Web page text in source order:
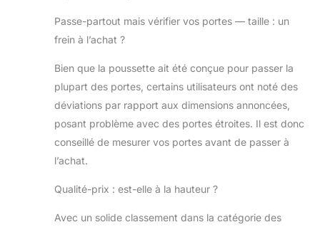
pivotantes ou
fluide en ville ou
parc, poignée
continue (101 cm)
harnais 5 points
rembourré pour
double est
la norme de
Passe-partout mais vérifier vos portes — taille : un
frein à l’achat ?
Bien que la poussette ait été conçue pour passer la
plupart des portes, certains utilisateurs ont noté des
déviations par rapport aux dimensions annoncées,
posant problème avec des portes étroites. Il est donc
conseillé de mesurer vos portes avant de passer à
l’achat.
Qualité-prix : est-elle à la hauteur ?
Avec un solide classement dans la catégorie des